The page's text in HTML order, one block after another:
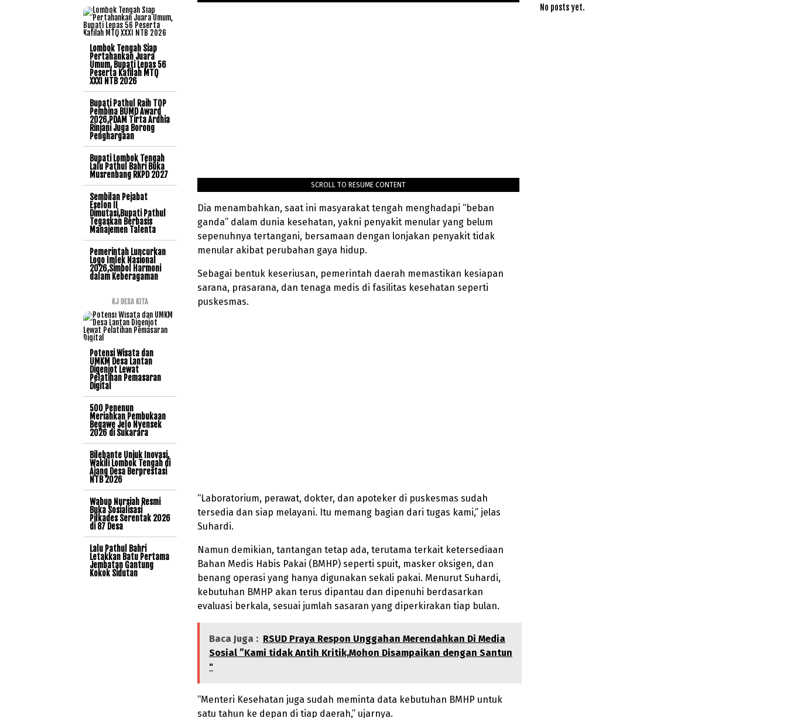
SCROLL TO RESUME CONTENT
Dia menambahkan, saat ini masyarakat tengah menghadapi “beban
ganda” dalam dunia kesehatan, yakni penyakit menular yang belum
sepenuhnya tertangani, bersamaan dengan lonjakan penyakit tidak
menular akibat perubahan gaya hidup.
Sebagai bentuk keseriusan, pemerintah daerah memastikan kesiapan
sarana, prasarana, dan tenaga medis di fasilitas kesehatan seperti
puskesmas.
“Laboratorium, perawat, dokter, dan apoteker di puskesmas sudah
tersedia dan siap melayani. Itu memang bagian dari tugas kami,” jelas
Suhardi.
Namun demikian, tantangan tetap ada, terutama terkait ketersediaan
Bahan Medis Habis Pakai (BMHP) seperti spuit, masker oksigen, dan
benang operasi yang hanya digunakan sekali pakai. Menurut Suhardi,
kebutuhan BMHP akan terus dipantau dan dipenuhi berdasarkan
evaluasi berkala, sesuai jumlah sasaran yang diperkirakan tiap bulan.
Baca Juga : RSUD Praya Respon Unggahan Merendahkan Di Media
Sosial ”Kami tidak Antih Kritik,Mohon Disampaikan dengan Santun
"
“Menteri Kesehatan juga sudah meminta data kebutuhan BMHP untuk
satu tahun ke depan di tiap daerah,” ujarnya.
Lombok Tengah Siap
Pertahankan Juara
Umum, Bupati Lepas 56
Peserta Kafilah MTQ
XXXI NTB 2026
Bupati Pathul Raih TOP
Pembina BUMD Award
2026,PDAM Tirta Ardhia
Rinjani Juga Borong
Penghargaan
Bupati Lombok Tengah
Lalu Pathul Bahri Buka
Musrenbang RKPD 2027
Sembilan Pejabat
Eselon II
Dimutasi,Bupati Pathul
Tegaskan Berbasis
Manajemen Talenta
Pemerintah Luncurkan
Logo Imlek Nasional
2026,Simbol Harmoni
dalam Keberagaman
KJ DESA KITA
Potensi Wisata dan
UMKM Desa Lantan
Digenjot Lewat
Pelatihan Pemasaran
Digital
500 Penenun
Meriahkan Pembukaan
Begawe Jelo Nyensek
2026 di Sukarara
Bilebante Unjuk Inovasi,
Wakili Lombok Tengah di
Ajang Desa Berprestasi
NTB 2026
Wabup Nursiah Resmi
Buka Sosialisasi
Pilkades Serentak 2026
di 87 Desa
Lalu Pathul Bahri
Letakkan Batu Pertama
Jembatan Gantung
Kokok Sidutan
No posts yet.